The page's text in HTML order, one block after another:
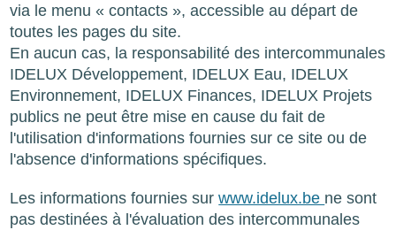
via le menu « contacts », accessible au départ de
toutes les pages du site.
En aucun cas, la responsabilité des intercommunales
IDELUX Développement, IDELUX Eau, IDELUX
Environnement, IDELUX Finances, IDELUX Projets
publics ne peut être mise en cause du fait de
l'utilisation d'informations fournies sur ce site ou de
l'absence d'informations spécifiques.
Les informations fournies surwww.idelux.be ne sont
pas destinées à l'évaluation des intercommunales